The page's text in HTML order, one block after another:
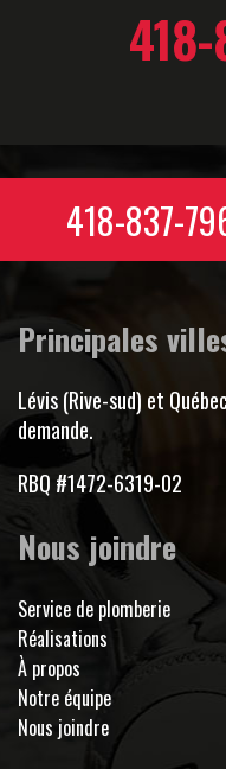
418-837-
Principales
Lévis (Rive-sud) et
demande.
RBQ #1472-6319-02
Nous joindre
Service de plomberie
Réalisations
À propos
Notre équipe
Nous joindre